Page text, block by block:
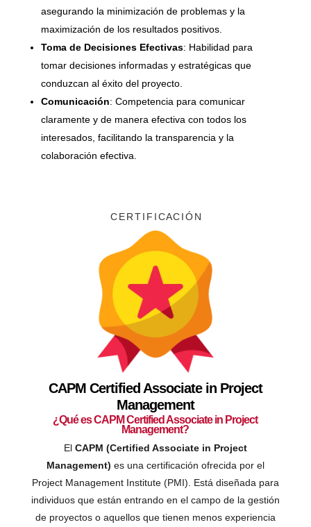
asegurando la minimización de problemas y la
maximización de los resultados positivos.
Toma de Decisiones Efectivas: Habilidad para
tomar decisiones informadas y estratégicas que
conduzcan al éxito del proyecto.
Comunicación: Competencia para comunicar
claramente y de manera efectiva con todos los
interesados, facilitando la transparencia y la
colaboración efectiva.
C E R T I F I C A C I Ó N
CAPM Certified Associate in Project
Management
¿Qué es CAPM Certified Associate in Project
Management?
El CAPM (Certified Associate in Project
Management) es una certificación ofrecida por el
Project Management Institute (PMI). Está diseñada para
individuos que están entrando en el campo de la gestión
de proyectos o aquellos que tienen menos experiencia